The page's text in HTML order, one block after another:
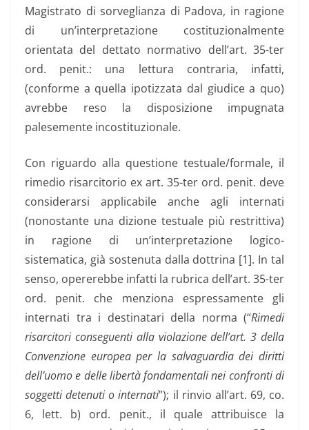
Magistrato di sorveglianza di Padova, in ragione
di un’interpretazione costituzionalmente
orientata del dettato normativo dell’art. 35-ter
ord. penit.: una lettura contraria, infatti,
(conforme a quella ipotizzata dal giudice a quo)
avrebbe reso la disposizione impugnata
palesemente incostituzionale.
Con riguardo alla questione testuale/formale, il
rimedio risarcitorio ex art. 35-ter ord. penit. deve
considerarsi applicabile anche agli internati
(nonostante una dizione testuale più restrittiva)
in ragione di un’interpretazione logico-
sistematica, già sostenuta dalla dottrina [1]. In tal
senso, opererebbe infatti la rubrica dell’art. 35-ter
ord. penit. che menziona espressamente gli
internati tra i destinatari della norma (“Rimedi
risarcitori conseguenti alla violazione dell’art. 3 della
Convenzione europea per la salvaguardia dei diritti
dell’uomo e delle libertà fondamentali nei confronti di
soggetti detenuti o internati”); il rinvio all’art. 69, co.
6, lett. b) ord. penit., il quale attribuisce la